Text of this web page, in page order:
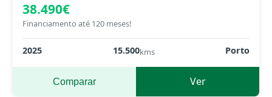
38.490€
Financiamento até 120 meses!
2025 15.500kms Porto
Comparar Ver